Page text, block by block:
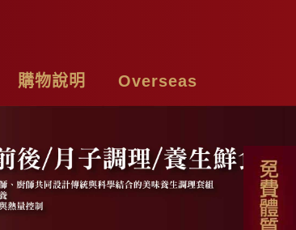
購物說明
付款方式
Overseas
Tea Bags